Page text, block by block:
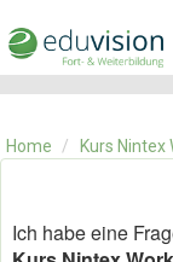
KATEGORIE
ÜBER EDUVISION
Home / Kurs Nintex
Ich habe eine